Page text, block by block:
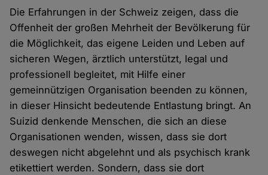
Die Erfahrungen in der Schweiz zeigen, dass die
Offenheit der großen Mehrheit der Bevölkerung für
die Möglichkeit, das eigene Leiden und Leben auf
sicheren Wegen, ärztlich unterstützt, legal und
professionell begleitet, mit Hilfe einer
gemeinnützigen Organisation beenden zu können,
in dieser Hinsicht bedeutende Entlastung bringt. An
Suizid denkende Menschen, die sich an diese
Organisationen wenden, wissen, dass sie dort
deswegen nicht abgelehnt und als psychisch krank
etikettiert werden. Sondern, dass sie dort